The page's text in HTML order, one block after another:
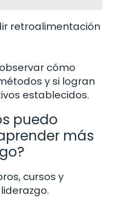
retroalimentación
cómo
y si logran
establecidos.
puedo
más
cursos y